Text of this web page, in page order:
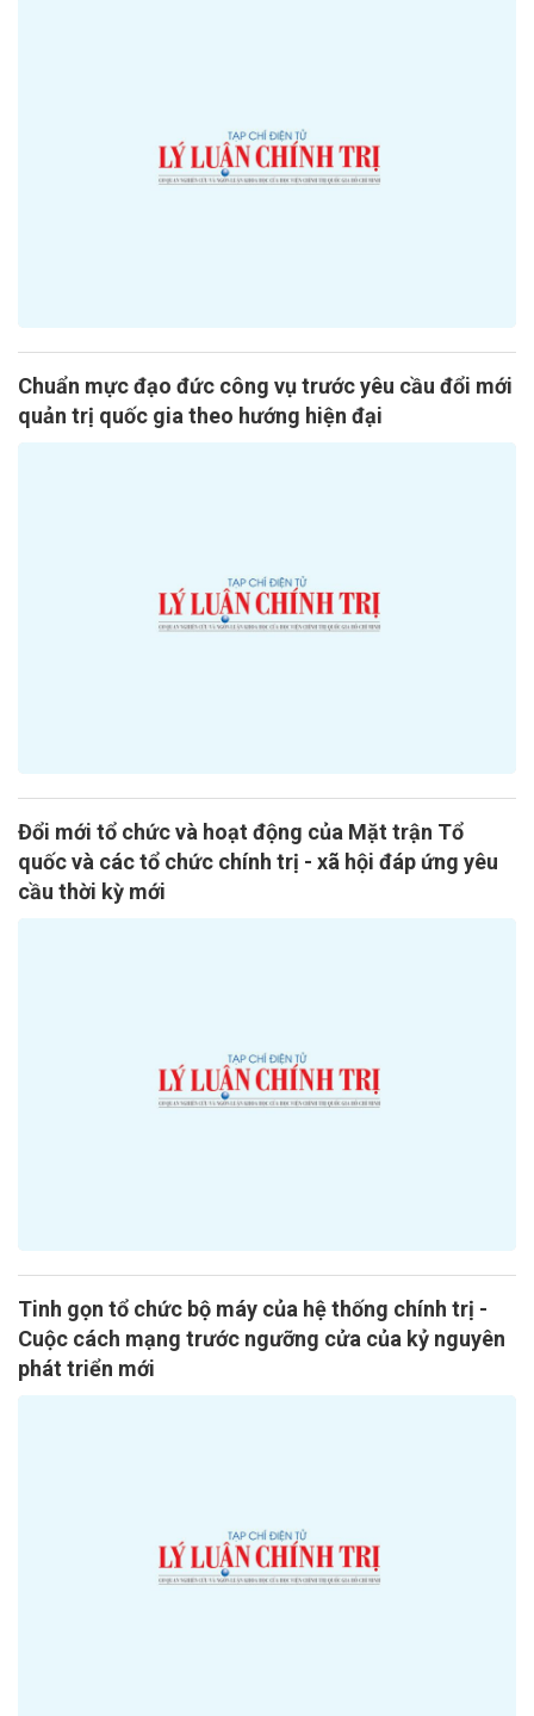
Chuẩn mực đạo đức công vụ trước yêu cầu đổi mới
quản trị quốc gia theo hướng hiện đại
Đổi mới tổ chức và hoạt động của Mặt trận Tổ
quốc và các tổ chức chính trị - xã hội đáp ứng yêu
cầu thời kỳ mới
Tinh gọn tổ chức bộ máy của hệ thống chính trị -
Cuộc cách mạng trước ngưỡng cửa của kỷ nguyên
phát triển mới